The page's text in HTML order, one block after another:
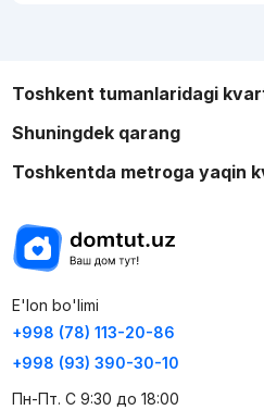
Toshkent tumanlaridagi
Shuningdek qarang
Toshkentda metroga yaqin
E'lon bo'limi
+998 (78) 113-20-86
+998 (93) 390-30-10
Пн-Пт. С 9:30 до 18:00